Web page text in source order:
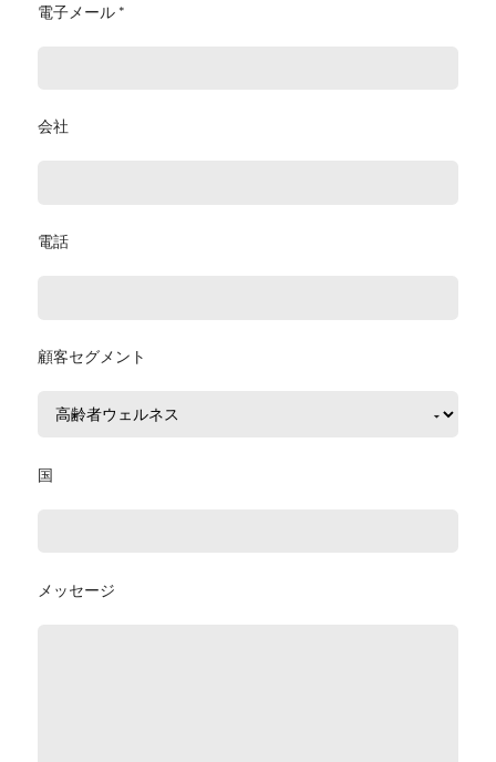
電子メール *
会社
電話
顧客セグメント
国
メッセージ